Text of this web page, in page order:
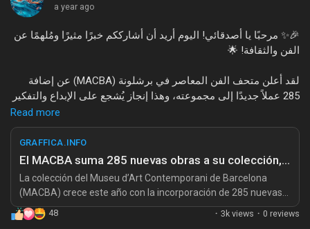
My Jobs
My Courses
Forums
Movies
a year ago
🎉✨ مرحبًا يا أصدقائي! اليوم أريد أن أشارككم خبرًا مثيرًا ومُلهمًا عن
الفن والثقافة! 🌟
لقد أعلن متحف الفن المعاصر في برشلونة (MACBA) عن إضافة
285 عملاً جديدًا إلى مجموعته، وهذا إنجاز يُشجع على الإبداع والتفكير
النقدي! 🖼️💖 هذه الأعمال الجديدة تركز بشكل خاص على موضوعات
مهمة للغاية مثل الأداء، ما بعد الاستعمار، والأصوات التي غالبًا ما
تُهمش في التاريخ. إن MACBA لا يُعزز فقط مجموعته، بل يُعيد أيضًا
إحياء قصص أولئك الذين لم تُسمع أصواتهم من قبل! 🎭🌍
الفن هو لغة عالمية تمس قلوبنا وعقولنا، ويُعتبر وسيلة للتعبير عن
أنفسنا ومشاركة تجاربنا. من خلال هذه الإضافات الجديدة، يُظهر
MACBA التزامه بتوسيع الأفق الفني وتقديم أعمال تعكس تنوع
Read more
GRAFFICA.INFO
El MACBA suma 285 nuevas obras a su colección, con foco en performance, poscolonialismo y figuras invisibilizadas
La colección del Museu d’Art Contemporani de Barcelona
(MACBA) crece este año con la incorporación de 285 nuevas
piezas. Entre compras, donaciones y depósitos, el museo
amplía sus fondos con obras que refuerzan su línea curatorial
48 · 3k views · 0 reviews